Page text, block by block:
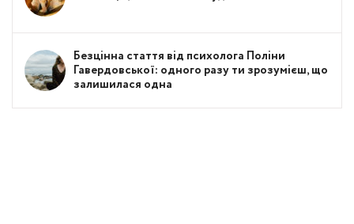
Безцінна стаття від психолога Поліни
Гавердовської: одного разу ти зрозумієш, що
залишилася одна